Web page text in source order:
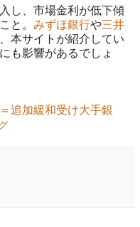
し、市場金利が低下傾
と。 みずほ銀行や三井
本サイトが紹介してい
にも影響があるでしょ
追加緩和受け大手銀